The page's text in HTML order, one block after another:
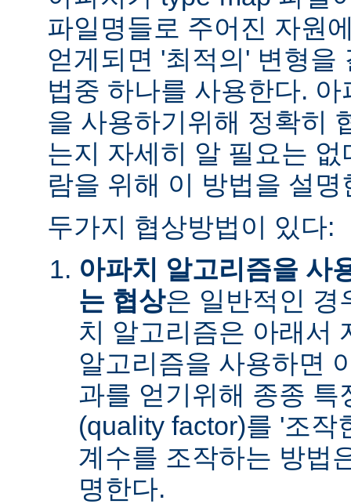
파일명들로 주어진 자원
얻게되면 '최적의' 변형을
법중 하나를 사용한다.
을 사용하기위해 정확히
는지 자세히 알 필요는
람을 위해 이 방법을 설명
두가지 협상방법이 있다:
아파치 알고리즘을 사
는 협상은 일반적인 경
치 알고리즘은 아래서
알고리즘을 사용하면
과를 얻기위해 종종 특
(quality factor)를 '조작
계수를 조작하는 방법
명한다.